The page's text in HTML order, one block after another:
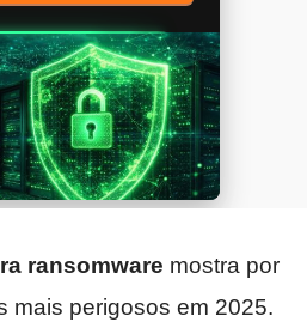
ransomware mostra por
mais perigosos em 2025.